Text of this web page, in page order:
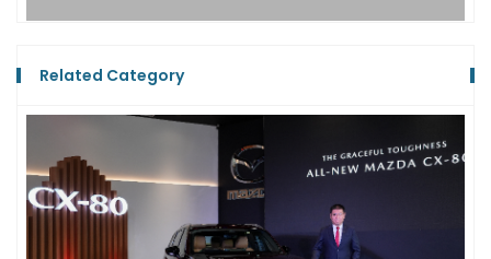
Related Category